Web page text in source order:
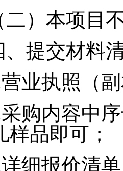
二）本项目
、提交材料
业执照（
购内容中
样品即可；
细报价清